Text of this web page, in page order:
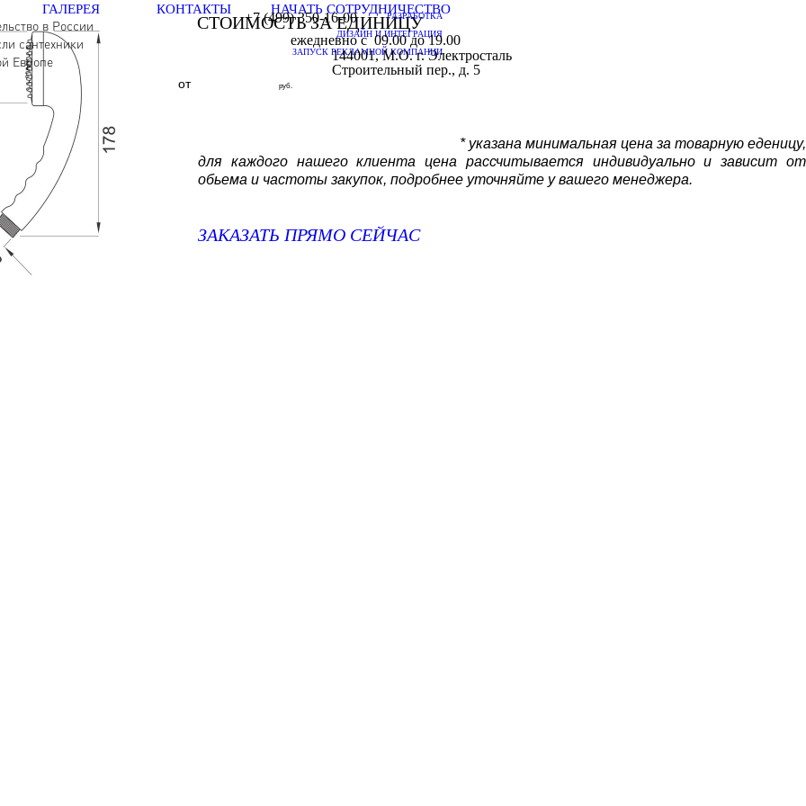
в России
сантехники
Европе
+7 (499) 350-16-00
144001, М.О. г. Электросталь
ежедневно с 09.00 до 19.00
Строительный пер., д. 5
ГАЛЕРЕЯ КОНТАКТЫ НАЧАТЬ СОТРУДНИЧЕСТВО
от руб.
ЗАКАЗАТЬ ПРЯМО СЕЙЧАС
СТОИМОСТЬ ЗА ЕДИНИЦУ
* указана минимальная цена за товарную еденицу,
для каждого нашего клиента цена рассчитывается индивидуально и зависит от
обьема и частоты закупок, подробнее уточняйте у вашего менеджера.
РАЗРАБОТКА
ДИЗАЙН И ИНТЕГРАЦИЯ
ЗАПУСК РЕКЛАМНОЙ КОМПАНИИ